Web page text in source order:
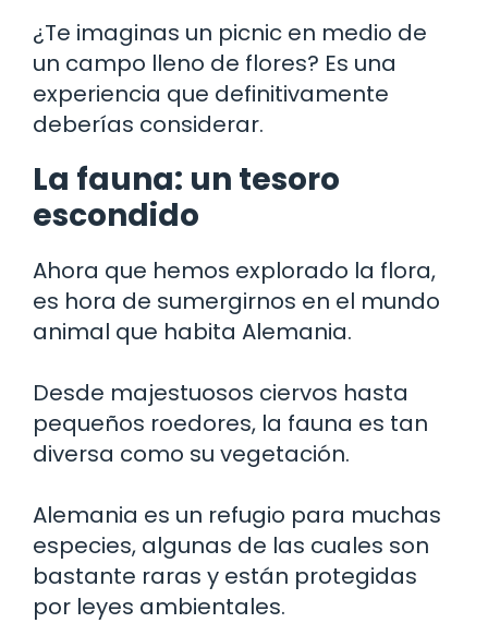
¿Te imaginas un picnic en medio de
un campo lleno de flores? Es una
experiencia que definitivamente
deberías considerar.
La fauna: un tesoro
escondido
Ahora que hemos explorado la flora,
es hora de sumergirnos en el mundo
animal que habita Alemania.
Desde majestuosos ciervos hasta
pequeños roedores, la fauna es tan
diversa como su vegetación.
Alemania es un refugio para muchas
especies, algunas de las cuales son
bastante raras y están protegidas
por leyes ambientales.